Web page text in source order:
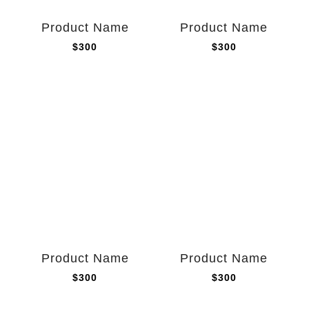
Product Name
$300
Product Name
$300
Product Name
$300
Product Name
$300